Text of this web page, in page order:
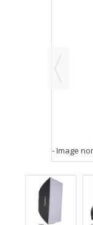
- Image